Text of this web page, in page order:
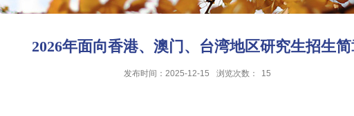
2026年面向香港、澳门、台湾地区研究生招生
发布时间：2025-12-15 浏览次数： 15